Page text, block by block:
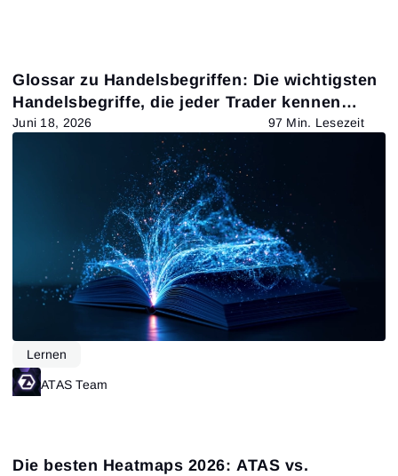
Glossar zu Handelsbegriffen: Die wichtigsten
Handelsbegriffe, die jeder Trader kennen
sollte
Juni 18, 2026 97 Min. Lesezeit
Lernen
ATAS Team
Die besten Heatmaps 2026: ATAS vs.